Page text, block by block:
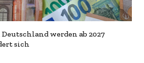
werden ab 2027
sich